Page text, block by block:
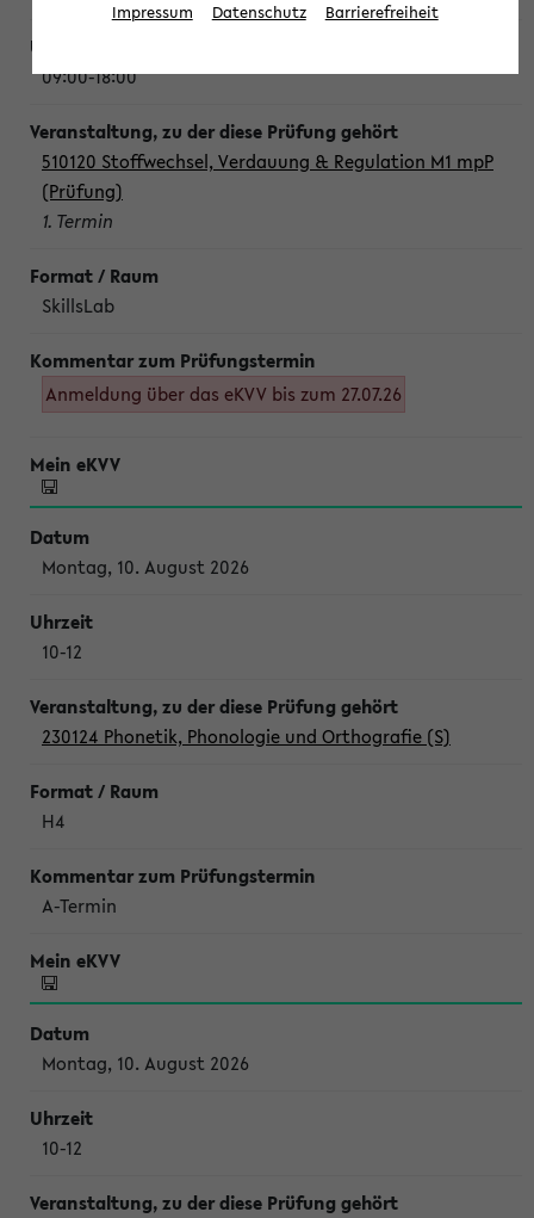
09:00-18:00
510120 Stoffwechsel, Verdauung & Regulation M1 mpP
(Prüfung)
1. Termin
SkillsLab
Anmeldung über das eKVV bis zum 27.07.26
Montag, 10. August 2026
10-12
230124 Phonetik, Phonologie und Orthografie (S)
H4
A-Termin
Montag, 10. August 2026
10-12
Impressum Datenschutz Barrierefreiheit